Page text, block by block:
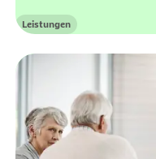
Kategorie
Leistungen